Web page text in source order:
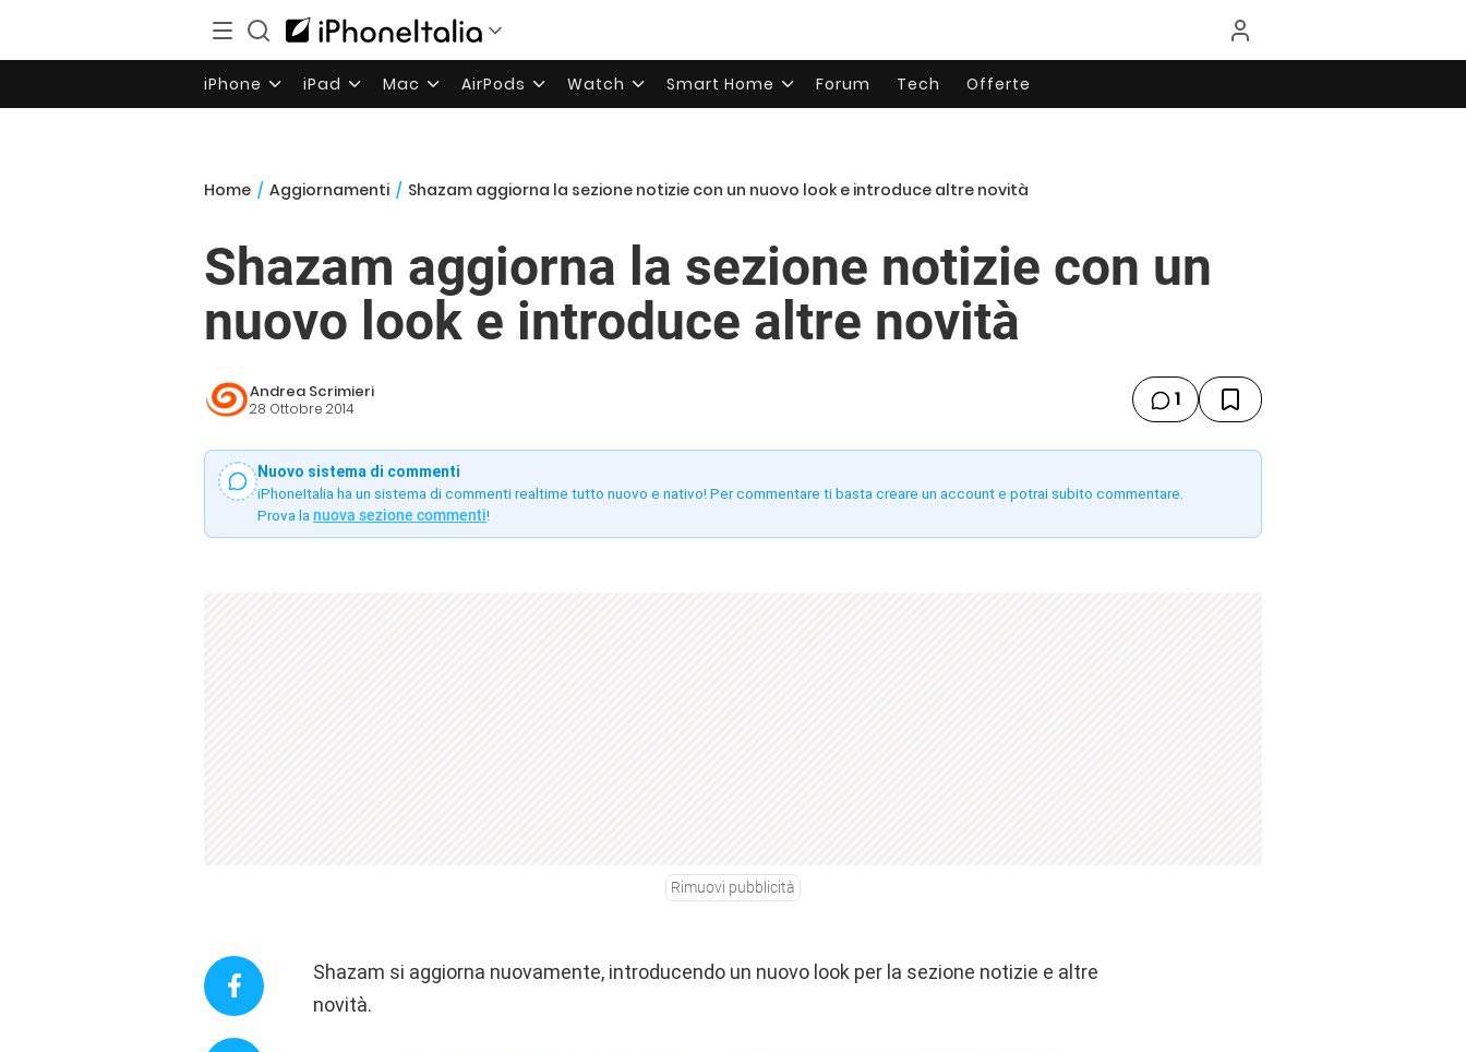
iPhone iPad Mac AirPods Watch Smart Home Forum Tech Offerte
Home / Aggiornamenti / Shazam aggiorna la sezione notizie con un nuovo look e introduce altre novità
Shazam aggiorna la sezione notizie con un
nuovo look e introduce altre novità
Andrea Scrimieri
28 Ottobre 2014 1
Nuovo sistema di commenti
iPhoneItalia ha un sistema di commenti realtime tutto nuovo e nativo! Per commentare ti basta creare un account e potrai subito commentare.
Prova la nuova sezione commenti!
Rimuovi pubblicità
Shazam si aggiorna nuovamente, introducendo un nuovo look per la sezione notizie e altre
novità.